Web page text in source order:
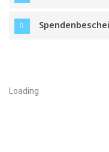
Loading